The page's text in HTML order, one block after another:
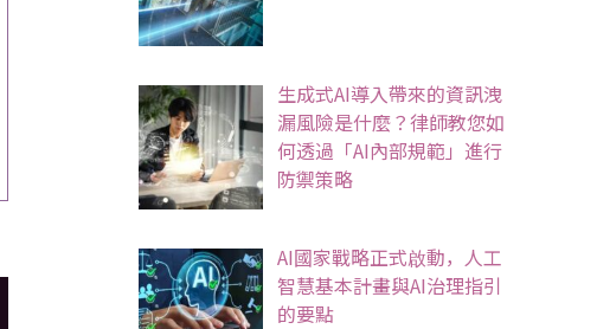
生成式AI導入帶來的資訊洩
漏風險是什麼？律師教您如
何透過「AI內部規範」進行
防禦策略
AI國家戰略正式啟動，人工
智慧基本計畫與AI治理指引
的要點